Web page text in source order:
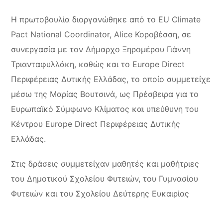
Η πρωτοβουλία διοργανώθηκε από το EU Climate
Pact National Coordinator, Alice Κοροβέσση, σε
συνεργασία με τον Δήμαρχο Ξηρομέρου Γιάννη
Τριανταφυλλάκη, καθώς και το Europe Direct
Περιφέρειας Δυτικής Ελλάδας, το οποίο συμμετείχε
μέσω της Μαρίας Βουτσινά, ως Πρέσβειρα για το
Ευρωπαϊκό Σύμφωνο Κλίματος και υπεύθυνη του
Κέντρου Europe Direct Περιφέρειας Δυτικής
Ελλάδας.
Στις δράσεις συμμετείχαν μαθητές και μαθήτριες
του Δημοτικού Σχολείου Φυτειών, του Γυμνασίου
Φυτειών και του Σχολείου Δεύτερης Ευκαιρίας